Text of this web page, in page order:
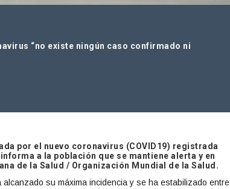
“no existe ningún caso confirmado ni
por el nuevo coronavirus (COVID19) registrada
a la población que se mantiene alerta y en
de la Salud / Organización Mundial de la Salud.
su máxima incidencia y se ha estabilizado entre